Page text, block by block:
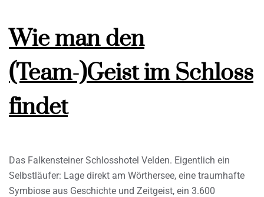
Wie man den
(Team-)Geist im Schloss
findet
Das Falkensteiner Schlosshotel Velden. Eigentlich ein
Selbstläufer: Lage direkt am Wörthersee, eine traumhafte
Symbiose aus Geschichte und Zeitgeist, ein 3.600